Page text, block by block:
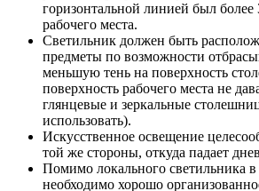
горизонтальной линией был более
рабочего места.
Светильник должен быть
предметы по возможности
меньшую тень на поверхность
поверхность рабочего места не
глянцевые и зеркальные
использовать).
Искусственное освещение
той же стороны, откуда падает
Помимо локального светильника
необходимо хорошо